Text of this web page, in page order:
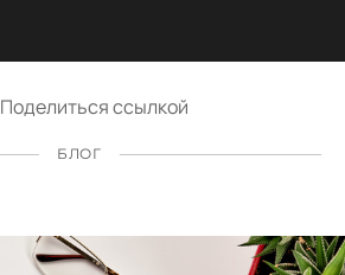
Поделиться ссылкой
БЛОГ